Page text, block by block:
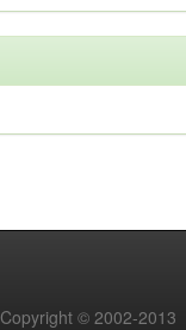
Copyright © 2002-2013